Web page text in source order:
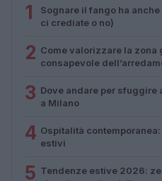
1
Sognare il fango ha
ci crediate o no)
2 Come valorizzare la zona
consapevole
3 Dove andare per sfuggire
a Milano
4 Ospitalità
estivi
5 Tendenze estive 2026: